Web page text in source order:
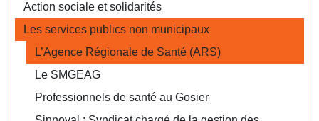
Action sociale et solidarités
Les services publics non municipaux
L’Agence Régionale de Santé (ARS)
Le SMGEAG
Professionnels de santé au Gosier